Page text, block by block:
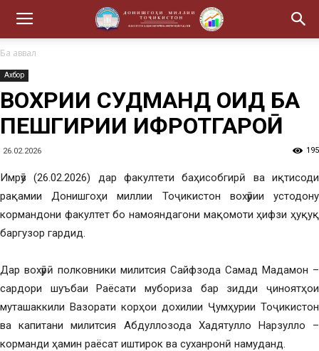
Ба аввал
Ахбор
ВОХӮРИИ СУДМАНД ОИД БА
ПЕШГИРИИ ИФРОТГАРОӢ
26.02.2026 195
Имрӯз (26.02.2026) дар факултети баҳисобгирӣ ва иқтисоди
рақамии Донишгоҳи миллии Тоҷикистон вохӯрии устодону
кормандони факултет бо намояндагони мақомоти ҳифзи ҳуқуқ
баргузор гардид.
Дар вохӯрӣ полковники милитсия Сайфзода Самад Мадамон –
сардори шуъбаи Раёсати мубориза бар зидди ҷиноятҳои
муташаккили Вазорати корҳои дохилии Ҷумҳурии Тоҷикистон
ва капитани милитсия Абдуллозода Хадятулло Нарзулло –
корманди ҳамин раёсат иштирок ва суханронӣ намуданд.